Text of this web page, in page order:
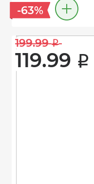
-63%
199.99 i
119.99 i